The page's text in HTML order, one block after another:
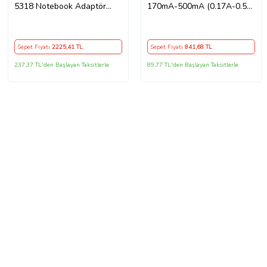
5318 Notebook Adaptör
Sepet Fiyatı 2225,41 TL
237,37 TL'den Başlayan Taksitlerle
170mA-500mA (0.17A-0.5A)
Sepet Fiyatı 841,68 TL
89,77 TL'den Başlayan Taksitlerle